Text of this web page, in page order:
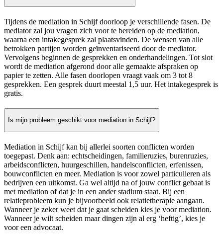
Tijdens de mediation in Schijf doorloop je verschillende fasen. De
mediator zal jou vragen zich voor te bereiden op de mediation,
waarna een intakegesprek zal plaatsvinden. De wensen van alle
betrokken partijen worden geïnventariseerd door de mediator.
Vervolgens beginnen de gesprekken en onderhandelingen. Tot slot
wordt de mediation afgerond door alle gemaakte afspraken op
papier te zetten. Alle fasen doorlopen vraagt vaak om 3 tot 8
gesprekken. Een gesprek duurt meestal 1,5 uur. Het intakegesprek is
gratis.
Is mijn probleem geschikt voor mediation in Schijf?
Mediation in Schijf kan bij allerlei soorten conflicten worden
toegepast. Denk aan: echtscheidingen, familieruzies, burenruzies,
arbeidsconflicten, huurgeschillen, handelsconflicten, erfenissen,
bouwconflicten en meer. Mediation is voor zowel particulieren als
bedrijven een uitkomst. Ga wel altijd na of jouw conflict gebaat is
met mediation of dat je in een ander stadium staat. Bij een
relatieprobleem kun je bijvoorbeeld ook relatietherapie aangaan.
Wanneer je zeker weet dat je gaat scheiden kies je voor mediation.
Wanneer je wilt scheiden maar dingen zijn al erg ‘heftig’, kies je
voor een advocaat.